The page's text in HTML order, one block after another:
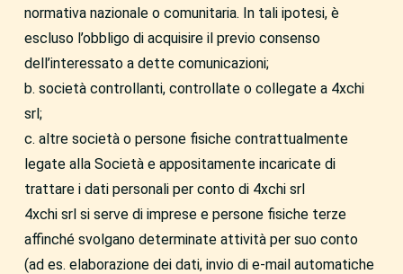
normativa nazionale o comunitaria. In tali ipotesi, è
escluso l’obbligo di acquisire il previo consenso
dell’interessato a dette comunicazioni;
b. società controllanti, controllate o collegate a 4xchi
srl;
c. altre società o persone fisiche contrattualmente
legate alla Società e appositamente incaricate di
trattare i dati personali per conto di 4xchi srl
4xchi srl si serve di imprese e persone fisiche terze
affinché svolgano determinate attività per suo conto
(ad es. elaborazione dei dati, invio di e-mail automatiche